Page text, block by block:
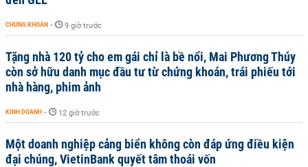
CHỨNG KHOÁN - 9 giờ trước
Tặng nhà 120 tỷ cho em gái chỉ là bề nổi, Mai Phương Thúy
còn sở hữu danh mục đầu tư từ chứng khoán, trái phiếu tới
nhà hàng, phim ảnh
KINH DOANH - 12 giờ trước
Một doanh nghiệp cảng biển không còn đáp ứng điều kiện
đại chúng, VietinBank quyết tâm thoái vốn